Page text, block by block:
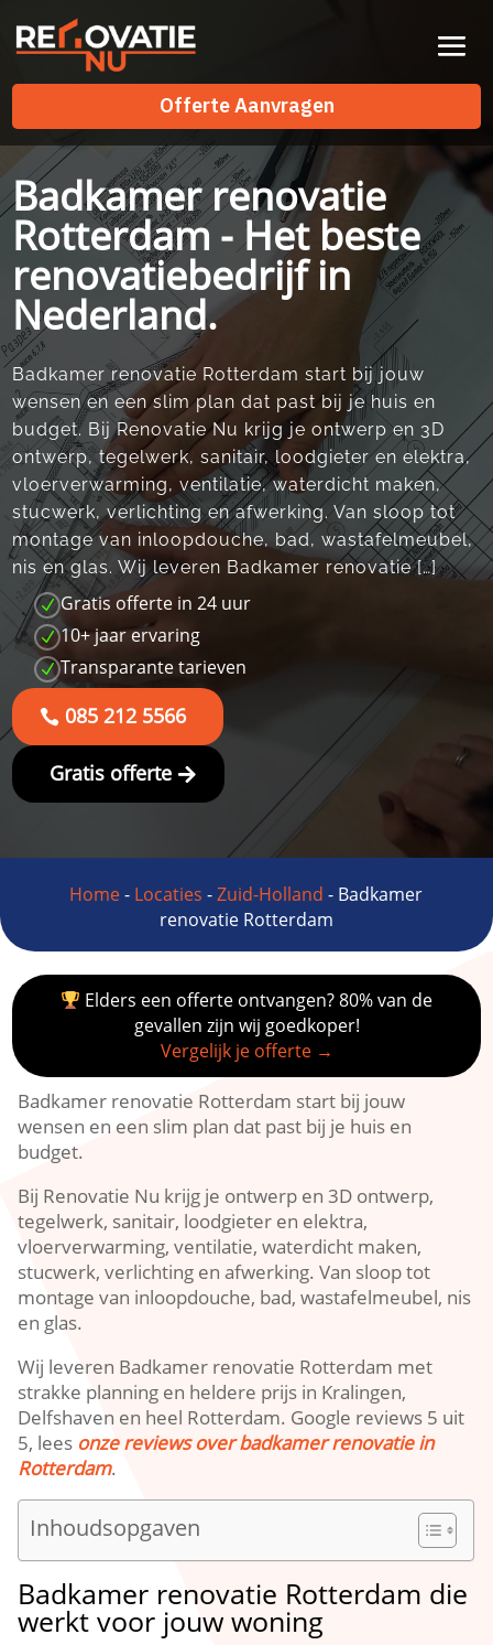
Offerte Aanvragen
Offerte Aanvragen
Badkamer renovatie
Rotterdam - Het beste
renovatiebedrijf in
Nederland.
Badkamer renovatie Rotterdam start bij jouw
wensen en een slim plan dat past bij je huis en
budget.​ Bij Renovatie Nu krijg je ontwerp en 3D
ontwerp, tegelwerk, sanitair, loodgieter en elektra,
vloerverwarming, ventilatie, waterdicht maken,
stucwerk, verlichting en afwerking.​ Van sloop tot
montage van inloopdouche, bad, wastafelmeubel,
nis en glas.​ Wij leveren Badkamer renovatie […]
N Gratis offerte in 24 uur
N 10+ jaar ervaring
N Transparante tarieven
085 212 5566
Gratis offerte
Home- Locaties -Zuid-Holland - Badkamer
renovatie Rotterdam
Elders een offerte ontvangen? 80% van de
gevallen zijn wij goedkoper!
Vergelijk je offerte →
Badkamer renovatie Rotterdam start bij jouw
wensen en een slim plan dat past bij je huis en
budget.​
Bij Renovatie Nu krijg je ontwerp en 3D ontwerp,
tegelwerk, sanitair, loodgieter en elektra,
vloerverwarming, ventilatie, waterdicht maken,
stucwerk, verlichting en afwerking.​ Van sloop tot
montage van inloopdouche, bad, wastafelmeubel, nis
en glas.​
Wij leveren Badkamer renovatie Rotterdam met
strakke planning en heldere prijs in Kralingen,
Delfshaven en heel Rotterdam.​ Google reviews 5 uit
5, lees onze reviews over badkamer renovatie in
Rotterdam.​
Inhoudsopgaven
Badkamer renovatie Rotterdam die
werkt voor jouw woning